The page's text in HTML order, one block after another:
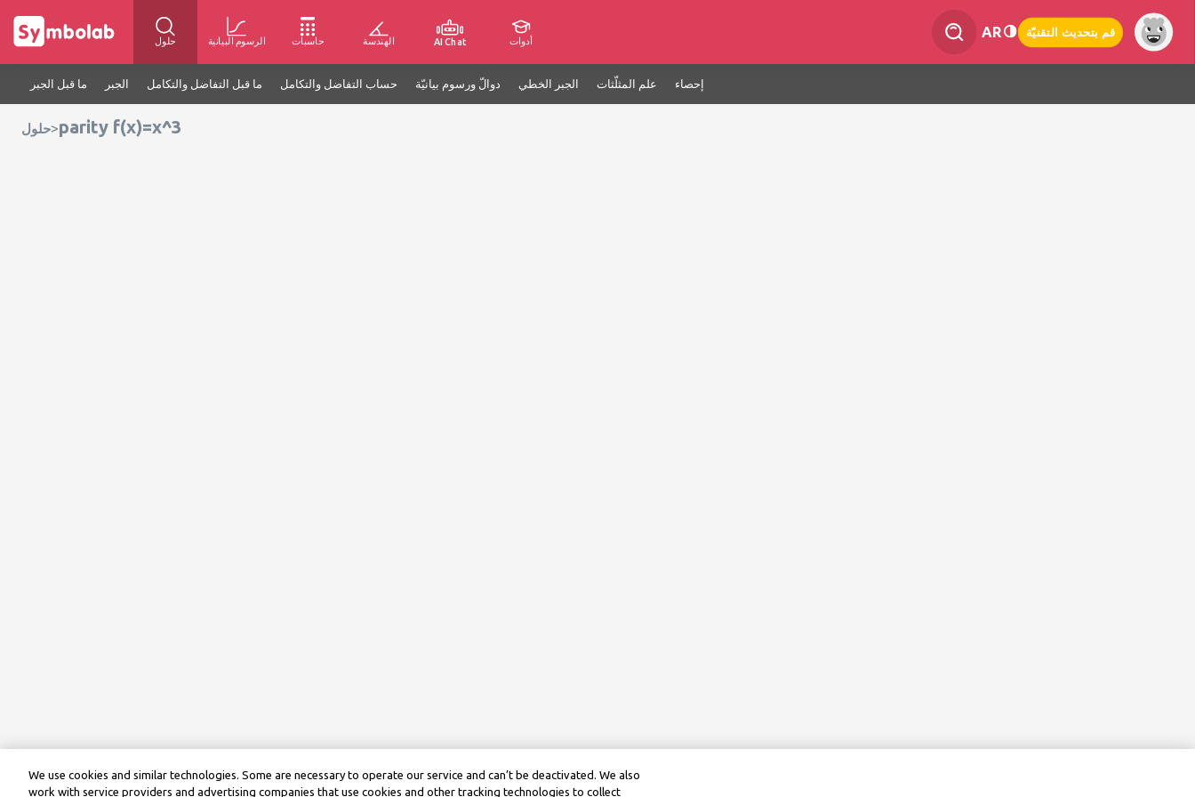
حلول الرسوم البيانية حاسبات الهندسة AI Chat أدوات
AR قم بتحديث التقنيّة
ما قبل الجبر الجبر ما قبل التفاضل والتكامل حساب التفاضل والتكامل دوالّ ورسوم بيانيّة الجبر الخطي علم المثلّثات إحصاء
حلول>parity f(x)=x^3
We use cookies and similar technologies. Some are necessary to operate our service and can’t be deactivated. We also
work with service providers and advertising companies that use cookies and other tracking technologies to collect